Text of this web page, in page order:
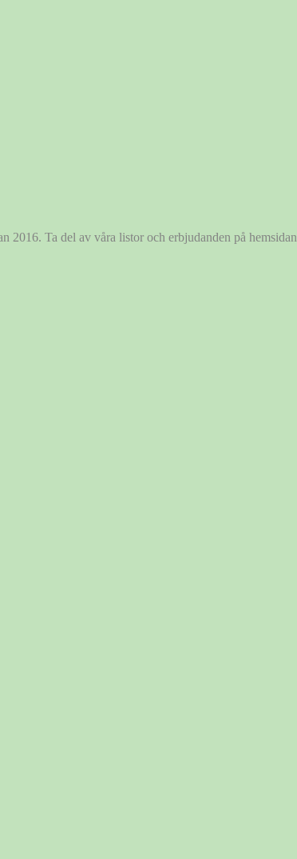
2016. Ta del av våra listor och erbjudanden på hemsidan